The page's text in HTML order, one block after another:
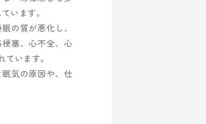
います。
の質が悪化し、
塞、心不全、心
います。
気の原因や、仕